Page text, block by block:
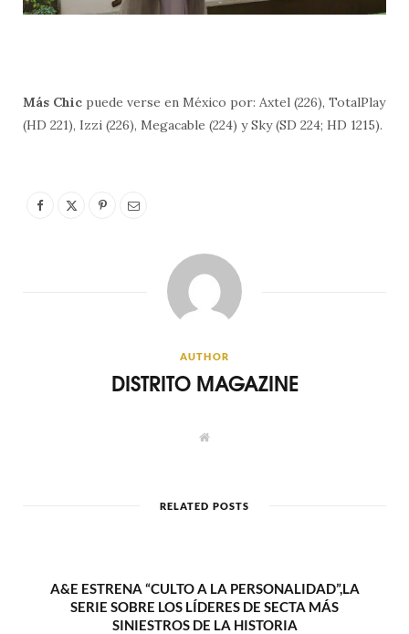
Más Chic puede verse en México por: Axtel (226), TotalPlay
(HD 221), Izzi (226), Megacable (224) y Sky (SD 224; HD 1215).
AUTHOR
DISTRITO MAGAZINE
W
e
RELATED POSTS
A&E ESTRENA “CULTO A LA PERSONALIDAD”,LA
SERIE SOBRE LOS LÍDERES DE SECTA MÁS
SINIESTROS DE LA HISTORIA